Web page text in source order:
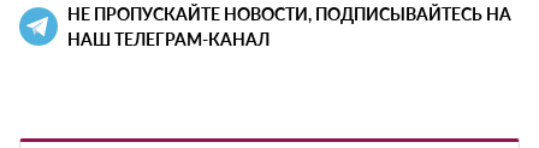
НЕ ПРОПУСКАЙТЕ НОВОСТИ, ПОДПИСЫВАЙТЕСЬ НА
НАШ ТЕЛЕГРАМ-КАНАЛ